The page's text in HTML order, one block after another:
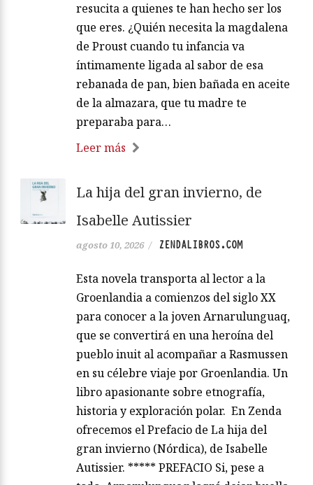
resucita a quienes te han hecho ser los
que eres. ¿Quién necesita la magdalena
de Proust cuando tu infancia va
íntimamente ligada al sabor de esa
rebanada de pan, bien bañada en aceite
de la almazara, que tu madre te
preparaba para…
Leer más
La hija del gran invierno, de
Isabelle Autissier
agosto 10, 2026 / ZENDALIBROS.COM
Esta novela transporta al lector a la
Groenlandia a comienzos del siglo XX
para conocer a la joven Arnarulunguaq,
que se convertirá en una heroína del
pueblo inuit al acompañar a Rasmussen
en su célebre viaje por Groenlandia. Un
libro apasionante sobre etnografía,
historia y exploración polar. En Zenda
ofrecemos el Prefacio de La hija del
gran invierno (Nórdica), de Isabelle
Autissier. ***** PREFACIO Si, pese a